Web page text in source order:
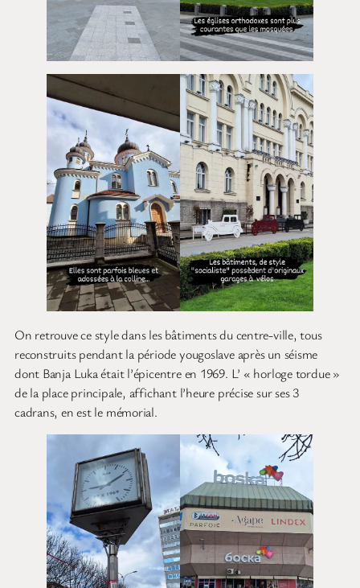
On retrouve ce style dans les bâtiments du centre-ville, tous
reconstruits pendant la période yougoslave après un séisme
dont Banja Luka était l’épicentre en 1969. L’ « horloge tordue »
de la place principale, affichant l’heure précise sur ses 3
cadrans, en est le mémorial.